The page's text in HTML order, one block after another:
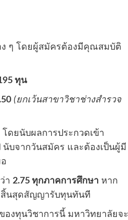
ง ๆ โดยผู้สมัครต้องมีคุณสมบัติ
ทุน
(ยกเว้นสาขาวิชาช่างสำรวจ
ดยนับผลการประกวดเข้า
บจากวันสมัคร และต้องเป็นผู้มี
า 2.75 ทุกภาคการศึกษา หาก
สิ้นสุดสัญญารับทุนทันที
องทุนวิชาการนี้ มหาวิทยาลัยจะ